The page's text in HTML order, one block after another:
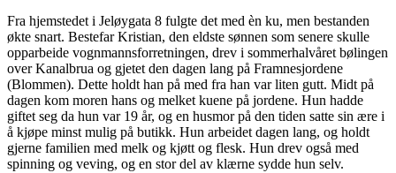
Fra hjemstedet i Jeløygata 8 fulgte det med èn ku, men bestanden
økte snart. Bestefar Kristian, den eldste sønnen som senere skulle
opparbeide vognmannsforretningen, drev i sommerhalvåret bølingen
over Kanalbrua og gjetet den dagen lang på Framnesjordene
(Blommen). Dette holdt han på med fra han var liten gutt. Midt på
dagen kom moren hans og melket kuene på jordene. Hun hadde
giftet seg da hun var 19 år, og en husmor på den tiden satte sin ære i
å kjøpe minst mulig på butikk. Hun arbeidet dagen lang, og holdt
gjerne familien med melk og kjøtt og flesk. Hun drev også med
spinning og veving, og en stor del av klærne sydde hun selv.